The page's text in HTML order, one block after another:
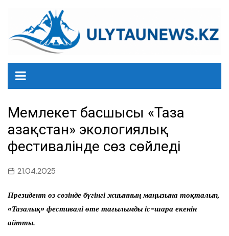
содержанию
Мемлекет басшысы «Таза
Қазақстан» экологиялық
фестивалінде сөз сөйледі
21.04.2025
Президент өз сөзінде бүгінгі жиынның маңызына тоқталып,
«Тазалық» фестивалі өте тағылымды іс-шара екенін
айтты.